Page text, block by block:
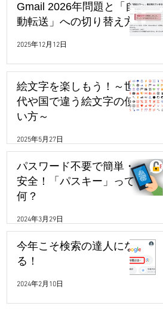
Gmail 2026年問題と「自
動転送」への切り替え方
2025年12月12日
絵文字を楽しもう！～世
代や国で違う絵文字の使
い方～
2025年5月27日
パスワード不要で簡単・
安全！「パスキー」って
何？
2024年3月29日
今年こそ検索の達人にな
る！
2024年2月10日